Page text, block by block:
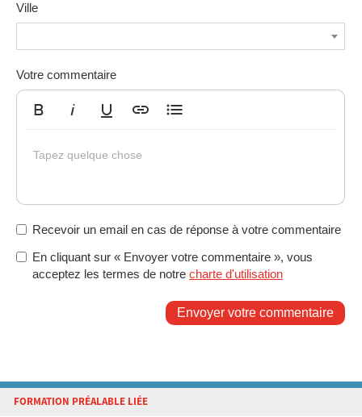
Ville
Votre commentaire
Tapez quelque chose
Recevoir un email en cas de réponse à votre commentaire
En cliquant sur « Envoyer votre commentaire », vous
acceptez les termes de notre charte d'utilisation
Envoyer votre commentaire
FORMATION PRÉALABLE LIÉE